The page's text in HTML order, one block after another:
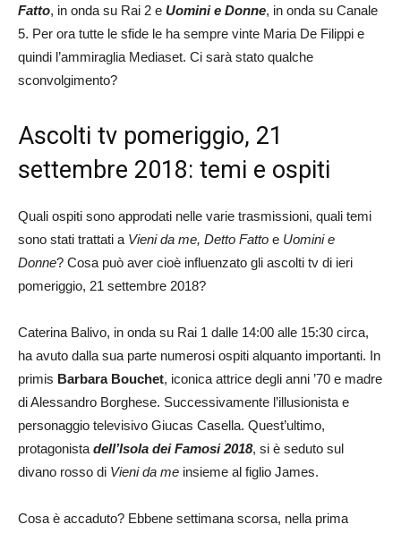
Fatto, in onda su Rai 2 e Uomini e Donne, in onda su Canale
5. Per ora tutte le sfide le ha sempre vinte Maria De Filippi e
quindi l’ammiraglia Mediaset. Ci sarà stato qualche
sconvolgimento?
Ascolti tv pomeriggio, 21
settembre 2018: temi e ospiti
Quali ospiti sono approdati nelle varie trasmissioni, quali temi
sono stati trattati a Vieni da me, Detto Fatto e Uomini e
Donne? Cosa può aver cioè influenzato gli ascolti tv di ieri
pomeriggio, 21 settembre 2018?
Caterina Balivo, in onda su Rai 1 dalle 14:00 alle 15:30 circa,
ha avuto dalla sua parte numerosi ospiti alquanto importanti. In
primis Barbara Bouchet, iconica attrice degli anni ’70 e madre
di Alessandro Borghese. Successivamente l’illusionista e
personaggio televisivo Giucas Casella. Quest’ultimo,
protagonista dell’Isola dei Famosi 2018, si è seduto sul
divano rosso di Vieni da me insieme al figlio James.
Cosa è accaduto? Ebbene settimana scorsa, nella prima